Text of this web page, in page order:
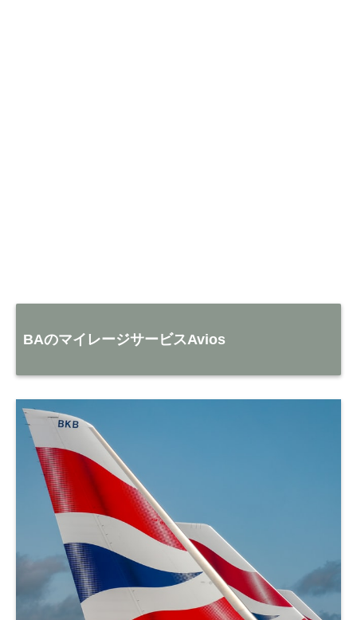
BAのマイレージサービスAvios